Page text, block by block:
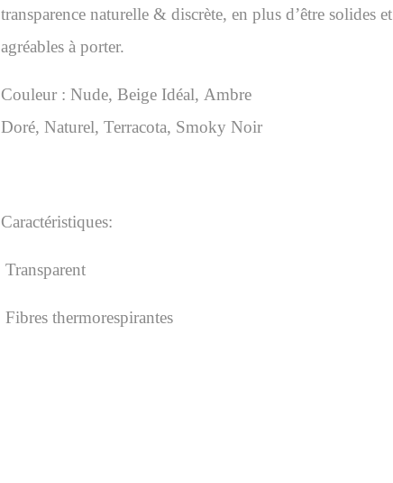
transparence naturelle & discrète, en plus d’être solides et
agréables à porter.
Couleur : Nude, Beige Idéal, Ambre
Doré, Naturel, Terracota, Smoky Noir
Caractéristiques:
Transparent
Fibres thermorespirantes